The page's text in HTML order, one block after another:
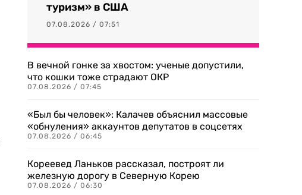
туризм» в США
07.08.2026 / 07:51
В вечной гонке за хвостом: ученые допустили,
что кошки тоже страдают ОКР
07.08.2026 / 07:45
«Был бы человек»: Калачев объяснил массовые
«обнуления» аккаунтов депутатов в соцсетях
07.08.2026 / 06:45
Кореевед Ланьков рассказал, построят ли
железную дорогу в Северную Корею
07.08.2026 / 06:30